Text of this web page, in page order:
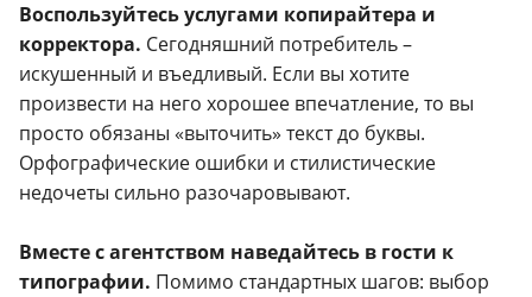
Воспользуйтесь услугами копирайтера и
корректора. Сегодняшний потребитель –
искушенный и въедливый. Если вы хотите
произвести на него хорошее впечатление, то вы
просто обязаны «выточить» текст до буквы.
Орфографические ошибки и стилистические
недочеты сильно разочаровывают.
Вместе с агентством наведайтесь в гости к
типографии. Помимо стандартных шагов: выбор